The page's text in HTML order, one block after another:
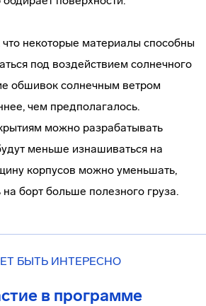
некоторые материалы способны
под воздействием солнечного
обшивок солнечным ветром
чем предполагалось.
можно разрабатывать
меньше изнашиваться на
корпусов можно уменьшать,
на борт больше полезного груза.
БЫТЬ ИНТЕРЕСНО
в программе